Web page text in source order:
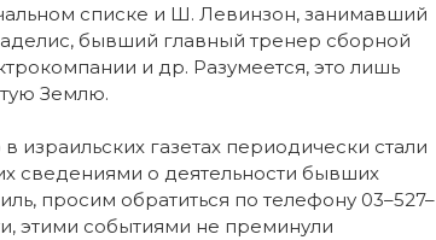
списке и Ш. Левинзон, занимавший
бывший главный тренер сборной
и др. Разумеется, это лишь
Землю.
израильских газетах периодически стали
сведениями о деятельности бывших
просим обратиться по телефону 03–527–
этими событиями не преминули